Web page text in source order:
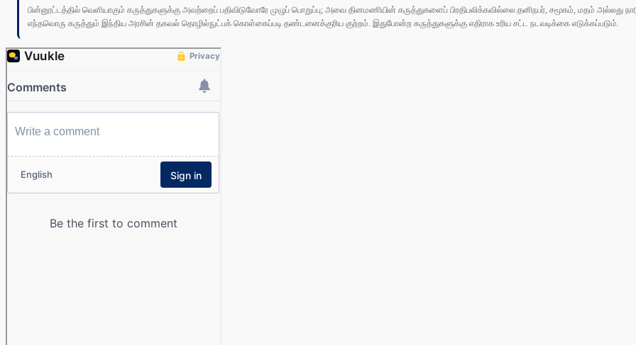
பின்னூட்டத்தில் வெளியாகும் கருத்துகளுக்கு அவற்றைப் பதிவிடுவோரே முழுப் பொறுப்பு; அவை தினமணியின் கருத்துகளைப் பிரதிபலிக்கவில்லை.தனிநபர், சமூகம், மதம் அல்லது
எந்தவொரு கருத்தும் இந்திய அரசின் தகவல் தொழில்நுட்பக் கொள்கைப்படி தண்டனைக்குரிய குற்றம். இதுபோன்ற கருத்துகளுக்கு எதிராக உரிய சட்ட நடவடிக்கை எடுக்கப்படும்.